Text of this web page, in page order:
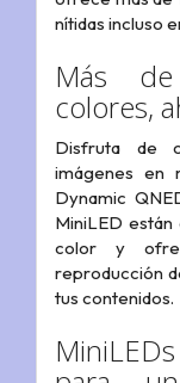
nítidas incluso
Más
colores,
Disfruta de
imágenes en
Dynamic
MiniLED
color y
reproducción
tus contenidos.